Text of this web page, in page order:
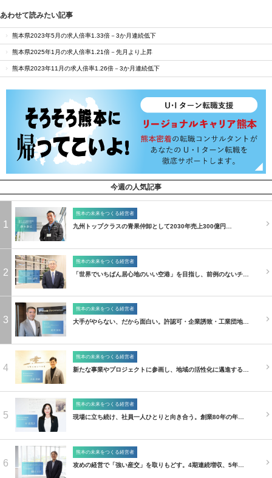
あわせて読みたい記事
熊本県2023年5月の求人倍率1.33倍－3か月連続低下
熊本県2025年1月の求人倍率1.21倍－先月より上昇
熊本県2023年11月の求人倍率1.26倍－3か月連続低下
今週の人気記事
1
熊本の未来をつくる経営者
九州トップクラスの青果仲卸として2030年売上300億円…
2
熊本の未来をつくる経営者
「世界でいちばん居心地のいい空港」を目指し、前例のないチ…
3
熊本の未来をつくる経営者
大手がやらない、だから面白い。許認可・企業誘致・工業団地…
4
熊本の未来をつくる経営者
新たな事業やプロジェクトに参画し、地域の活性化に邁進する…
5
熊本の未来をつくる経営者
現場に立ち続け、社員一人ひとりと向き合う。創業80年の年…
6
熊本の未来をつくる経営者
攻めの経営で「強い産交」を取りもどす。4期連続増収、5年…